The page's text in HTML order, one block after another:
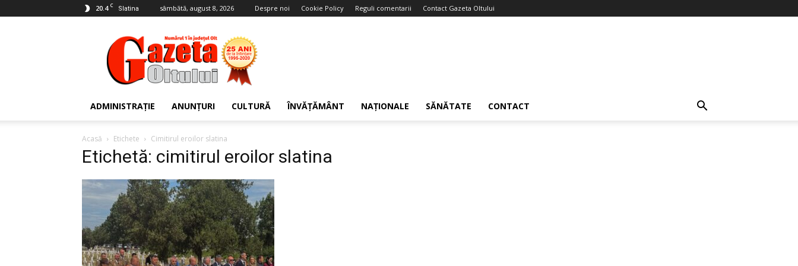
20.4 C Slatina sâmbătă, august 8, 2026 Despre noi Cookie Policy Reguli comentarii Contact Gazeta Oltului
Gazeta
Oltului
ADMINISTRAȚIE ANUNȚURI CULTURĂ ÎNVĂȚĂMÂNT NAȚIONALE SĂNĂTATE CONTACT
Acasă Etichete Cimitirul eroilor slatina
Etichetă: cimitirul eroilor slatina